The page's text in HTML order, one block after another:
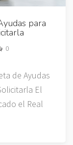
para
0
de Ayudas
El
el Real